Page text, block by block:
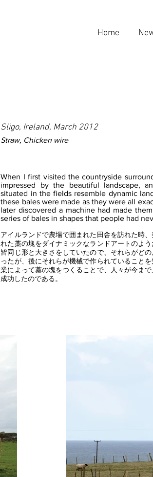
Home
Sligo, Ireland, March 2012
Straw, Chicken wire
When I first visited the countryside
impressed by the beautiful landscape,
situated in the fields resemble dynamic
these bales were made as they were all
later discovered a machine had made
series of bales in shapes that people had
アイルランドで農場で囲まれた田舎を訪れた時
れた藁の塊をダイナミックなランドアートのよう
皆同じ形と大きさをしていたので、それらがど
ったが、後にそれらが機械で作られていること
業によって藁の塊をつくることで、人々が今ま
成功したのである。